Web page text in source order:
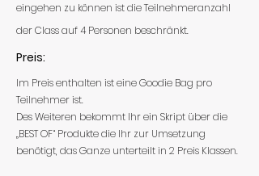
eingehen zu können ist die Teilnehmeranzahl
der Class auf 4 Personen beschränkt.
Preis:
Im Preis enthalten ist eine Goodie Bag pro
Teilnehmer ist.
Des Weiteren bekommt Ihr ein Skript über die
„BEST OF“ Produkte die Ihr zur Umsetzung
benötigt, das Ganze unterteilt in 2 Preis Klassen.